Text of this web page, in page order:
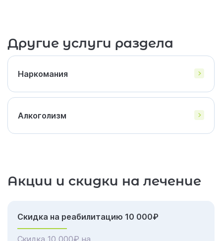
Другие услуги раздела
Наркомания
Алкоголизм
Акции и скидки на лечение
Скидка на реабилитацию 10 000₽
Скидка 10 000₽ на